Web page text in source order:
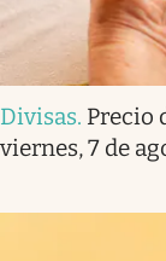
Divisas. Precio
viernes, 7 de